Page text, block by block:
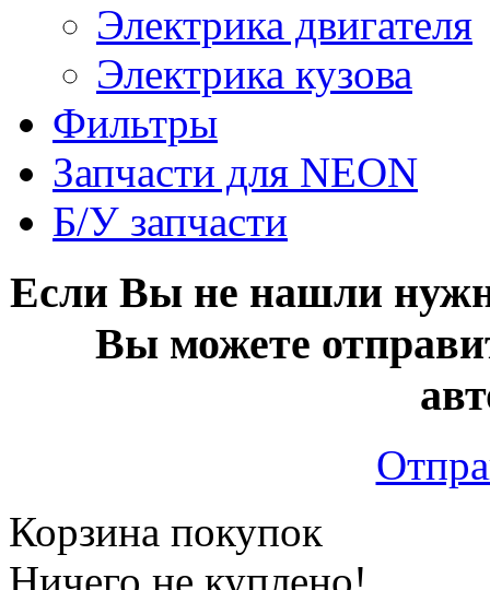
Электрика двигателя
Электрика кузова
Фильтры
Запчасти для NEON
Б/У запчасти
Если Вы не нашли
Вы можете
Корзина покупок